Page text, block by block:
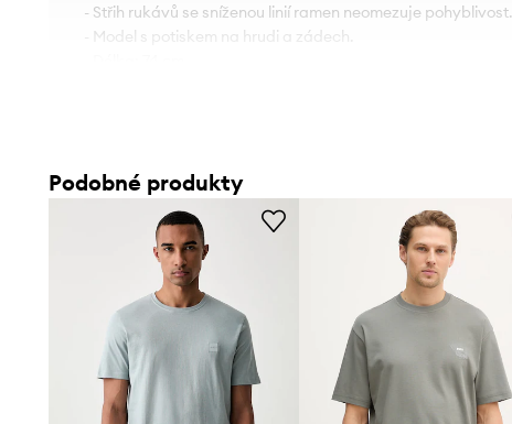
- Střih rukávů se sníženou linií ramen neomezuje pohyblivost.
- Model s potiskem na hrudi a zádech.
Podobné produkty